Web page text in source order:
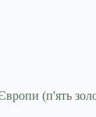
(п'ять